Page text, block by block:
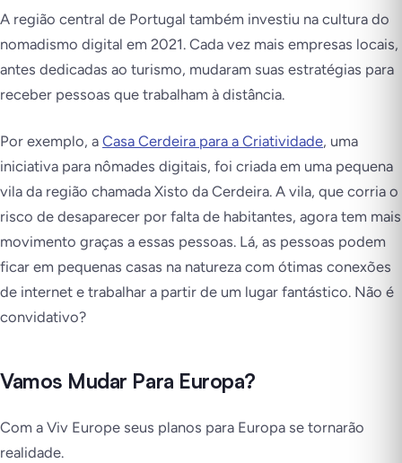
A região central de Portugal também investiu na cultura do
nomadismo digital em 2021. Cada vez mais empresas locais,
antes dedicadas ao turismo, mudaram suas estratégias para
receber pessoas que trabalham à distância.
Por exemplo, a Casa Cerdeira para a Criatividade, uma
iniciativa para nômades digitais, foi criada em uma pequena
vila da região chamada Xisto da Cerdeira. A vila, que corria o
risco de desaparecer por falta de habitantes, agora tem mais
movimento graças a essas pessoas. Lá, as pessoas podem
ficar em pequenas casas na natureza com ótimas conexões
de internet e trabalhar a partir de um lugar fantástico. Não é
convidativo?
Vamos Mudar Para Europa?
Com a Viv Europe seus planos para Europa se tornarão
realidade.